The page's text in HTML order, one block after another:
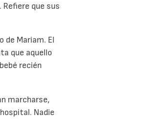
que sus
de Mariam. El
que aquello
recién
marcharse,
Nadie